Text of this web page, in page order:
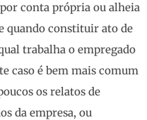
conta própria ou alheia
quando constituir ato de
trabalha o empregado
caso é bem mais comum
os relatos de
da empresa, ou